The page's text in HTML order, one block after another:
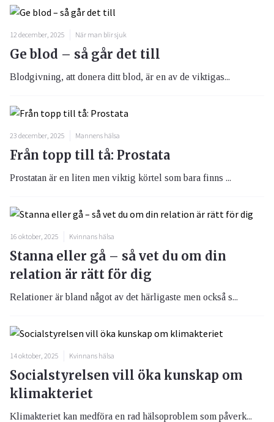
12 december, 2025 När man blir sjuk
Ge blod – så går det till
Blodgivning, att donera ditt blod, är en av de viktigas...
23 december, 2025 Mannens hälsa
Från topp till tå: Prostata
Prostatan är en liten men viktig körtel som bara finns ...
16 oktober, 2025 Kvinnans hälsa
Stanna eller gå – så vet du om din
relation är rätt för dig
Relationer är bland något av det härligaste men också s...
14 oktober, 2025 Kvinnans hälsa
Socialstyrelsen vill öka kunskap om
klimakteriet
Klimakteriet kan medföra en rad hälsoproblem som påverk...